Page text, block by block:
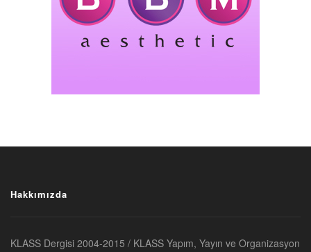
Hakkımızda
KLASS Dergisi 2004-2015 / KLASS Yapım, Yayın ve Organizasyon